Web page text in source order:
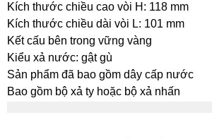
Kích thước chiều cao vòi H: 118 mm
Kích thước chiều dài vòi L: 101 mm
Kết cấu bên trong vững vàng
Kiểu xả nước: gật gù
Sản phẩm đã bao gồm dây cấp nước
Bao gồm bộ xả ty hoặc bộ xả nhấn